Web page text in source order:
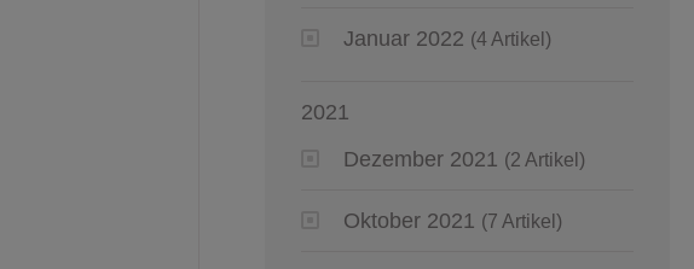
Januar 2022 (4 Artikel)
2021
Dezember 2021 (2 Artikel)
Oktober 2021 (7 Artikel)